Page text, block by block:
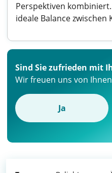
Perspektiven
ideale Balance zwischen
Sind Sie zufrieden mit
Wir freuen uns von
Ja